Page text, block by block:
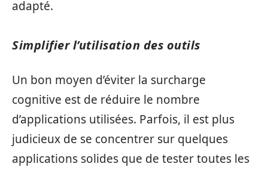
adapté.
Simplifier l’utilisation des outils
Un bon moyen d’éviter la surcharge
cognitive est de réduire le nombre
d’applications utilisées. Parfois, il est plus
judicieux de se concentrer sur quelques
applications solides que de tester toutes les